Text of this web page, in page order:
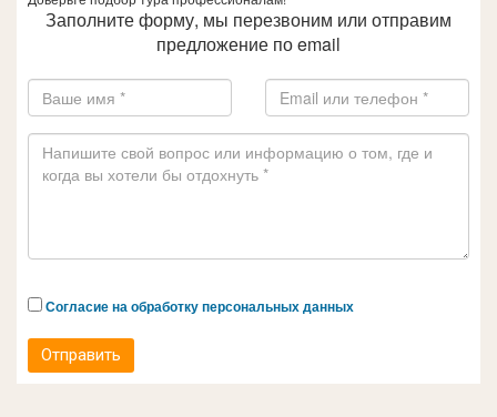
Заполните форму, мы перезвоним или отправим
предложение по email
Согласие на обработку персональных данных
Отправить